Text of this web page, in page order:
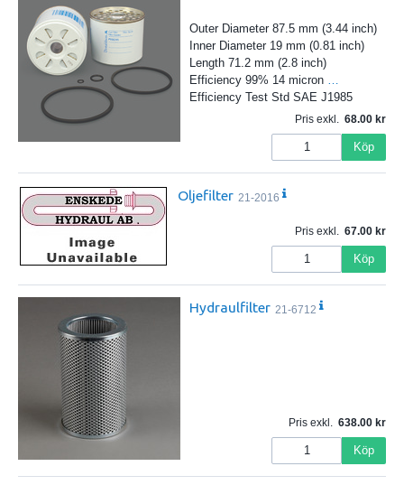
Outer Diameter 87.5 mm (3.44 inch)
Inner Diameter 19 mm (0.81 inch)
Length 71.2 mm (2.8 inch)
Efficiency 99% 14 micron
Efficiency Test Std SAE J1985
Pris exkl. 68.00
Köp
Oljefilter 21-2016
Pris exkl. 67.00
Köp
Hydraulfilter 21-6712
Pris exkl. 638.00
Köp